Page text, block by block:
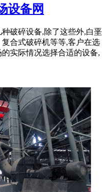
设备网
破碎设备,除了这些外,白垩
合式破碎机等等,客户在选
实际情况选择合适的设备,